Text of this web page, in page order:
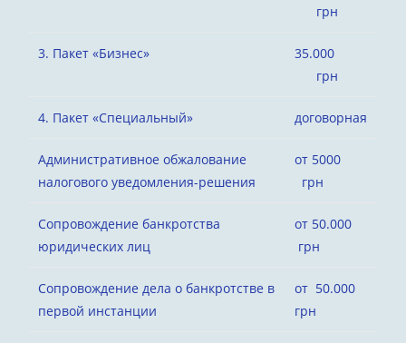
грн
3. Пакет «Бизнес»
35.000
грн
4. Пакет «Специальный» договорная
Административное обжалование
налогового уведомления-решения
от 5000
грн
Сопровождение банкротства
юридических лиц
от 50.000
грн
Сопровождение дела о банкротстве в
первой инстанции
от 50.000
грн